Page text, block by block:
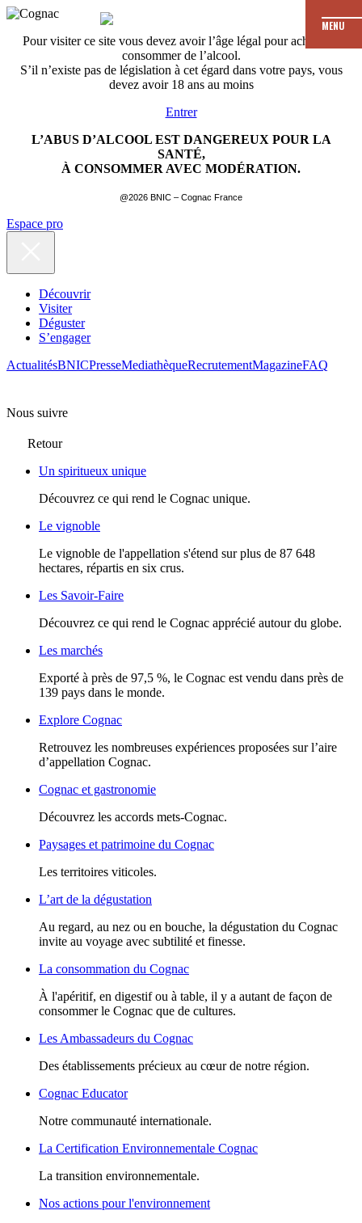
Pour visiter ce site vous devez avoir l’âge légal pour acheter et
consommer de l’alcool.
S’il n’existe pas de législation à cet égard dans votre pays, vous
devez avoir 18 ans au moins
Entrer
L’ABUS D’ALCOOL EST DANGEREUX POUR LA
SANTÉ,
À CONSOMMER AVEC MODÉRATION.
@2026 BNIC – Cognac France
MENU
Espace pro
Découvrir
Visiter
Déguster
S’engager
ActualitésBNICPresseMediathèqueRecrutementMagazineFAQ
Nous suivre
Retour
Un spiritueux unique
Découvrez ce qui rend le Cognac unique.
Le vignoble
Le vignoble de l'appellation s'étend sur plus de 87 648
hectares, répartis en six crus.
Les Savoir-Faire
Découvrez ce qui rend le Cognac apprécié autour du globe.
Les marchés
Exporté à près de 97,5 %, le Cognac est vendu dans près de
139 pays dans le monde.
Explore Cognac
Retrouvez les nombreuses expériences proposées sur l’aire
d’appellation Cognac.
Cognac et gastronomie
Découvrez les accords mets-Cognac.
Paysages et patrimoine du Cognac
Les territoires viticoles.
L’art de la dégustation
Au regard, au nez ou en bouche, la dégustation du Cognac
invite au voyage avec subtilité et finesse.
La consommation du Cognac
À l'apéritif, en digestif ou à table, il y a autant de façon de
consommer le Cognac que de cultures.
Les Ambassadeurs du Cognac
Des établissements précieux au cœur de notre région.
Cognac Educator
Notre communauté internationale.
La Certification Environnementale Cognac
La transition environnementale.
Nos actions pour l'environnement